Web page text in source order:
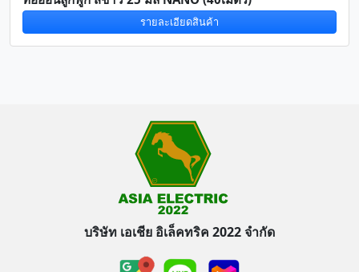
รายละเอียดสินค้า
บริษัท เอเชีย อิเล็คทริค 2022 จำกัด